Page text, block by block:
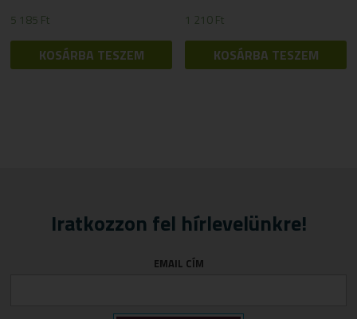
5 185 Ft
KOSÁRBA TESZEM
1 210Ft
KOSÁRBA TESZEM
Iratkozzon fel hírlevelünkre!
EMAIL CÍM